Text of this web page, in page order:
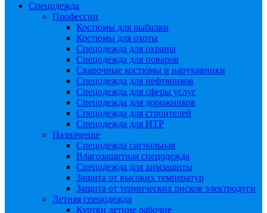
Спецодежда
Профессии
Костюмы для рыбалки
Костюмы для охоты
Спецодежда для охраны
Спецодежда для поваров
Сварочные костюмы и нарукавники
Спецодежда для нефтяников
Спецодежда для сферы услуг
Спецодежда для дорожников
Спецодежда для строителей
Спецодежда для ИТР
Назначение
Спецодежда сигнальная
Влагозащитная спецодежда
Спецодежда для химзащиты
Защита от высоких температур
Защита от термических рисков электродуги
Летняя спецодежда
Куртки летние рабочие